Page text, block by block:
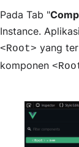
Pada Tab "
Instance.
<Root> yang
komponen